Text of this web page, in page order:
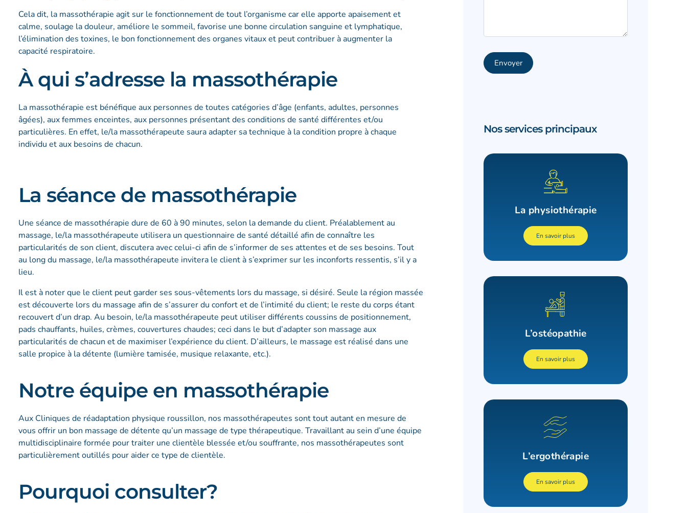
Cela dit, la massothérapie agit sur le fonctionnement de tout l’organisme car elle apporte apaisement et
calme, soulage la douleur, améliore le sommeil, favorise une bonne circulation sanguine et lymphatique,
l’élimination des toxines, le bon fonctionnement des organes vitaux et peut contribuer à augmenter la
capacité respiratoire.
À qui s’adresse la massothérapie
La massothérapie est bénéfique aux personnes de toutes catégories d’âge (enfants, adultes, personnes
âgées), aux femmes enceintes, aux personnes présentant des conditions de santé différentes et/ou
particulières. En effet, le/la massothérapeute saura adapter sa technique à la condition propre à chaque
individu et aux besoins de chacun.
La séance de massothérapie
Une séance de massothérapie dure de 60 à 90 minutes, selon la demande du client. Préalablement au
massage, le/la massothérapeute utilisera un questionnaire de santé détaillé afin de connaître les
particularités de son client, discutera avec celui-ci afin de s’informer de ses attentes et de ses besoins. Tout
au long du massage, le/la massothérapeute invitera le client à s’exprimer sur les inconforts ressentis, s’il y a
lieu.
Il est à noter que le client peut garder ses sous-vêtements lors du massage, si désiré. Seule la région massée
est découverte lors du massage afin de s’assurer du confort et de l’intimité du client; le reste du corps étant
recouvert d’un drap. Au besoin, le/la massothérapeute peut utiliser différents coussins de positionnement,
pads chauffants, huiles, crèmes, couvertures chaudes; ceci dans le but d’adapter son massage aux
particularités de chacun et de maximiser l’expérience du client. D’ailleurs, le massage est réalisé dans une
salle propice à la détente (lumière tamisée, musique relaxante, etc.).
Notre équipe en massothérapie
Aux Cliniques de réadaptation physique roussillon, nos massothérapeutes sont tout autant en mesure de
vous offrir un bon massage de détente qu’un massage de type thérapeutique. Travaillant au sein d’une équipe
multidisciplinaire formée pour traiter une clientèle blessée et/ou souffrante, nos massothérapeutes sont
particulièrement outillés pour aider ce type de clientèle.
Pourquoi consulter?
Envoyer
Nos services principaux
La physiothérapie
En savoir plus
L’ostéopathie
En savoir plus
L’ergothérapie
En savoir plus